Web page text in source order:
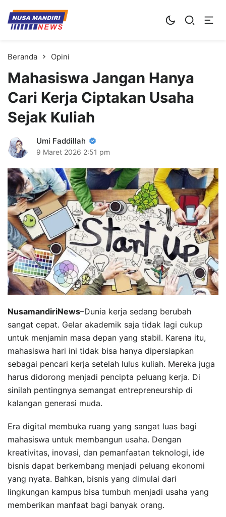
Kampus Digital Bisnis
Universitas Nusa Mandiri
Beranda Opini
Mahasiswa Jangan Hanya
Cari Kerja Ciptakan Usaha
Sejak Kuliah
Umi Faddillah
9 Maret 2026 2:51 pm
NusamandiriNews–Dunia kerja sedang berubah
sangat cepat. Gelar akademik saja tidak lagi cukup
untuk menjamin masa depan yang stabil. Karena itu,
mahasiswa hari ini tidak bisa hanya dipersiapkan
sebagai pencari kerja setelah lulus kuliah. Mereka juga
harus didorong menjadi pencipta peluang kerja. Di
sinilah pentingnya semangat entrepreneurship di
kalangan generasi muda.
Era digital membuka ruang yang sangat luas bagi
mahasiswa untuk membangun usaha. Dengan
kreativitas, inovasi, dan pemanfaatan teknologi, ide
bisnis dapat berkembang menjadi peluang ekonomi
yang nyata. Bahkan, bisnis yang dimulai dari
lingkungan kampus bisa tumbuh menjadi usaha yang
memberikan manfaat bagi banyak orang.